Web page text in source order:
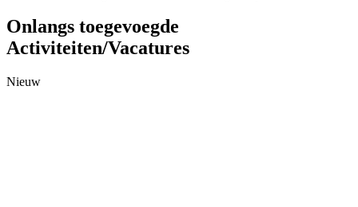
Onlangs toegevoegde
Activiteiten/Vacatures
Nieuw